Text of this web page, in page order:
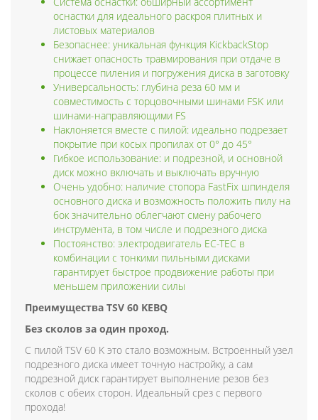
оснастки для идеального раскроя плитных и
листовых материалов
Безопаснее: уникальная функция KickbackStop
снижает опасность травмирования при отдаче в
процессе пиления и погружения диска в заготовку
Универсальность: глубина реза 60 мм и
совместимость с торцовочными шинами FSK или
шинами-направляющими FS
Наклоняется вместе с пилой: идеально подрезает
покрытие при косых пропилах от 0° до 45°
Гибкое использование: и подрезной, и основной
диск можно включать и выключать вручную
Очень удобно: наличие стопора FastFix шпинделя
основного диска и возможность положить пилу на
бок значительно облегчают смену рабочего
инструмента, в том числе и подрезного диска
Постоянство: электродвигатель EC-TEC в
комбинации с тонкими пильными дисками
гарантирует быстрое продвижение работы при
меньшем приложении силы
Преимущества TSV 60 KEBQ
Без сколов за один проход.
С пилой TSV 60 K это стало возможным. Встроенный узел
подрезного диска имеет точную настройку, а сам
подрезной диск гарантирует выполнение резов без
сколов с обеих сторон. Идеальный срез с первого
прохода!